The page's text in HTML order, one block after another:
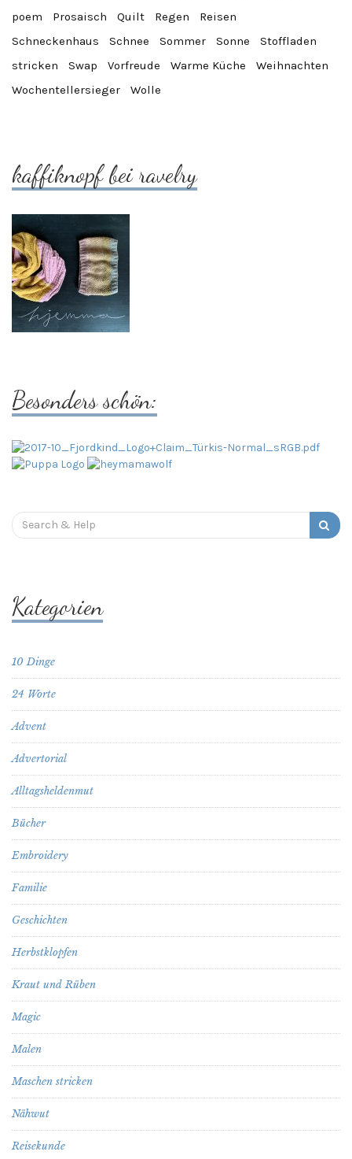
poem
Prosaisch Quilt Regen
Reisen
Schneckenhaus
Schnee Sommer Sonne
Stoffladen
stricken
Swap Vorfreude Warme Küche
Weihnachten
Wochentellersieger
Wolle
kaffiknopf bei ravelry
Besonders schön:
Search
for:
Kategorien
10 Dinge
24 Worte
Advent
Advertorial
Alltagsheldenmut
Bücher
Embroidery
Familie
Geschichten
Herbstklopfen
Kraut und Rüben
Magic
Malen
Maschen stricken
Nähwut
Reisekunde